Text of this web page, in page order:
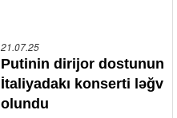
21.07.25
Putinin dirijor dostunun
İtaliyadakı konserti ləğv
olundu